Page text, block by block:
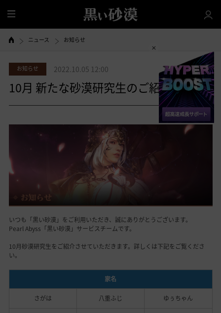
全
体
ニュース お知らせ
お知らせ 2022.10.05 12:00
10月 新たな砂漠研究生のご紹介～！
共有する
いつも「黒い砂漠」をご利用いただき、誠にありがとうございます。
Pearl Abyss「黒い砂漠」サービスチームです。
10月砂漠研究生をご紹介させていただきます。詳しくは下記をご覧くださ
い。
家名
さがは 八重ふじ ゆぅちゃん